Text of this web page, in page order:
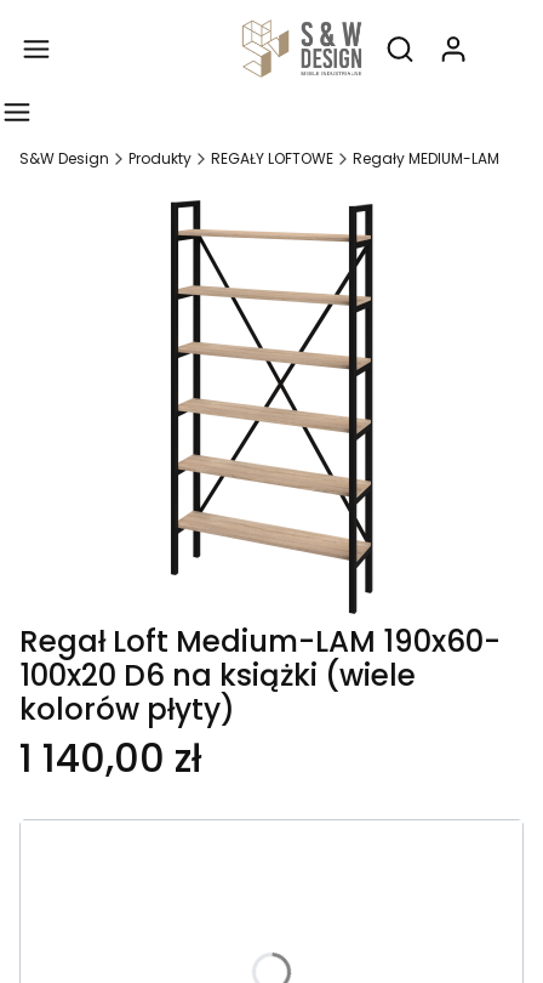
Otwórz
S&W Design Produkty REGAŁY LOFTOWE Regały MEDIUM-LAM
Regał Loft Medium-LAM 190x60-
100x20 D6 na książki (wiele
kolorów płyty)
1 140,00 zł